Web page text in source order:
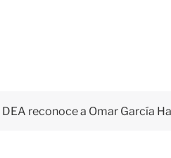
DEA reconoce a Omar García